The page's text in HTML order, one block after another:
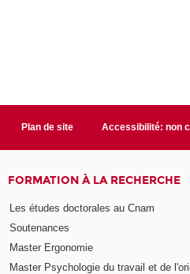
Plan de site Accessibilité: non
FORMATION À LA RECHERCHE
Les études doctorales au Cnam
Soutenances
Master Ergonomie
Master Psychologie du travail et de